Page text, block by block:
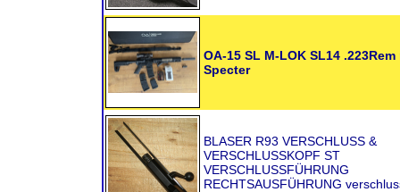
OA-15 SL M-LOK SL14
Specter
BLASER R93 VERSCHLUSS &
VERSCHLUSSKOPF ST
VERSCHLUSSFÜHRUNG
RECHTSAUSFÜHRUNG